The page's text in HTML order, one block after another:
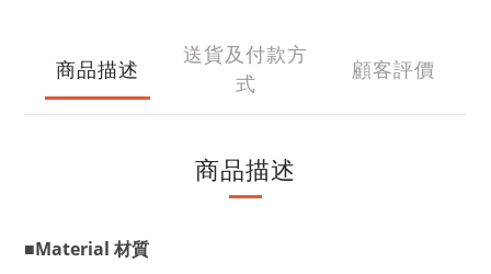
商品描述
送貨及付款方
式
顧客評價
商品描述
■Material 材質